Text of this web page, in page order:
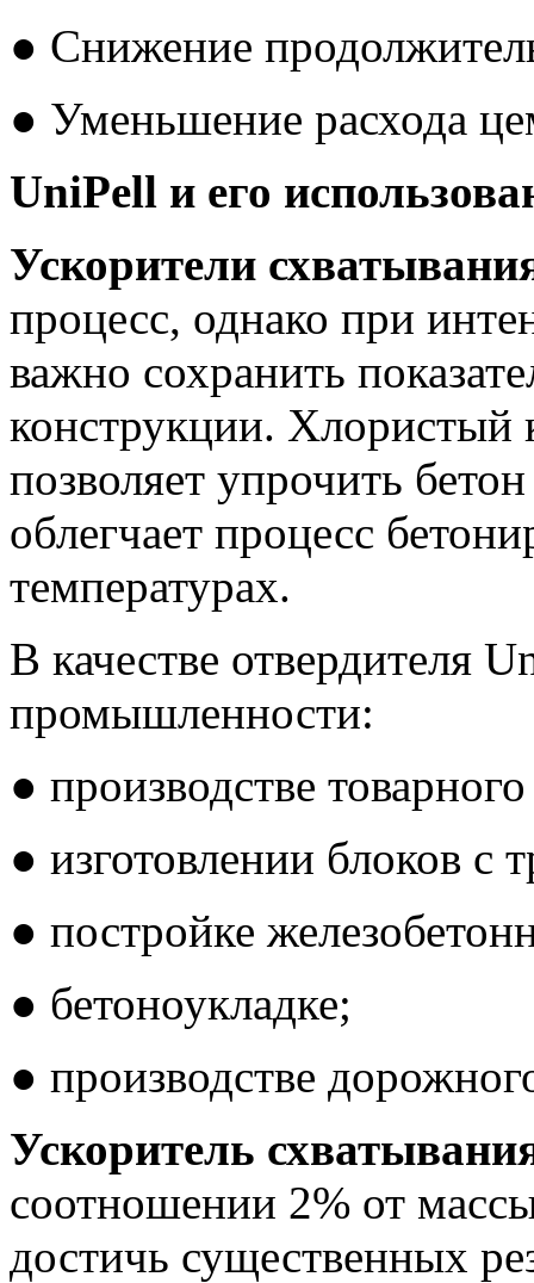
● Снижение
● Уменьшение расхода
UniPell и его
Ускорители
процесс, однако при
важно сохранить
конструкции. Хлористый
позволяет упрочить
облегчает процесс
температурах.
В качестве отвердителя
промышленности:
● производстве
● изготовлении блоков с
● постройке
● бетоноукладке;
● производстве
Ускоритель
соотношении 2% от
достичь существенных